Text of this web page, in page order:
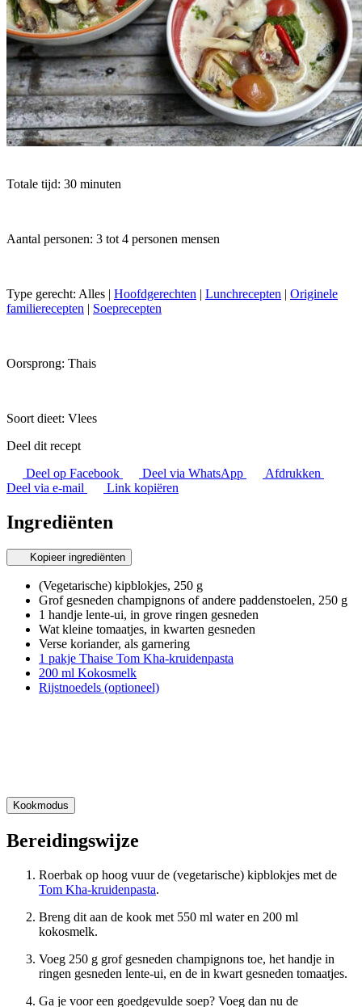
Totale tijd: 30 minuten
Aantal personen: 3 tot 4 personen mensen
Type gerecht: Alles | Hoofdgerechten | Lunchrecepten | Originele
familierecepten | Soeprecepten
Oorsprong: Thais
Soort dieet: Vlees
Deel dit recept
Deel op Facebook
Deel via WhatsApp
Afdrukken
Deel via e-mail
Link kopiëren
Ingrediënten
Kopieer ingrediënten
(Vegetarische) kipblokjes, 250 g
Grof gesneden champignons of andere paddenstoelen, 250 g
1 handje lente-ui, in grove ringen gesneden
Wat kleine tomaatjes, in kwarten gesneden
Verse koriander, als garnering
1 pakje Thaise Tom Kha-kruidenpasta
200 ml Kokosmelk
Rijstnoedels (optioneel)
Kookmodus
Bereidingswijze
Roerbak op hoog vuur de (vegetarische) kipblokjes met de
Tom Kha-kruidenpasta.
Breng dit aan de kook met 550 ml water en 200 ml
kokosmelk.
Voeg 250 g grof gesneden champignons toe, het handje in
ringen gesneden lente-ui, en de in kwart gesneden tomaatjes.
Ga je voor een goedgevulde soep? Voeg dan nu de